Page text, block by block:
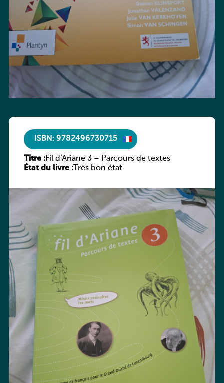
ISBN: 9782496730715
Titre :Fil d’Ariane 3 – Parcours de textes
État du livre :Très bon état